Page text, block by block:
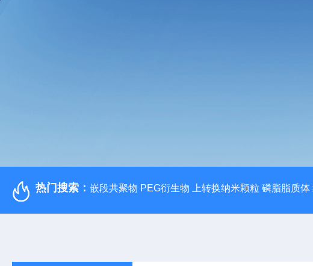
热门搜索： 嵌段共聚物 PEG衍生物 上转换纳米颗粒 磷脂脂质